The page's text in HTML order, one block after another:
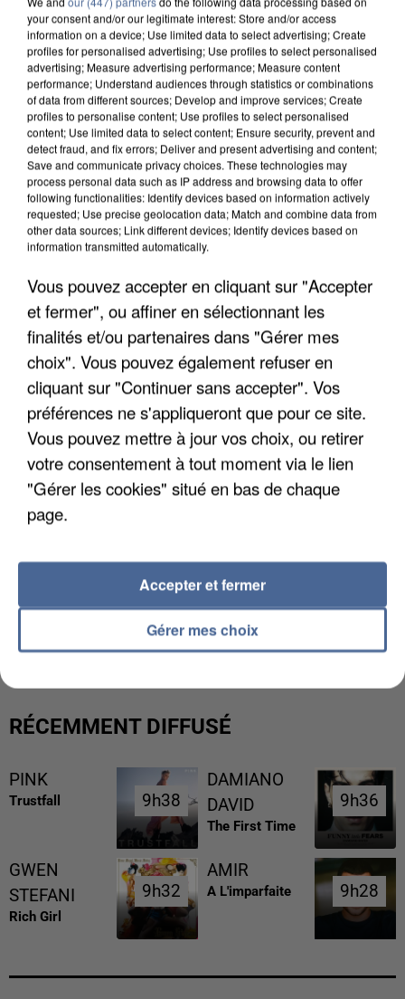
MAFIA INTERPELLÉ EN ALGÉRIE
UN SECOND CADRE DE LA DZ MAFIA
INTERPELLÉ EN ALGÉRIE
RÉCEMMENT DIFFUSÉ
PINK
Trustfall 9h38
9h38
DAMIANO
DAVID
The First Time
9h36
9h36
GWEN
STEFANI
Rich Girl
9h32
9h32
AMIR
A L'imparfaite 9h28
9h28
your consent and/or our legitimate interest: Store and/or access
information on a device; Use limited data to select advertising; Create
profiles for personalised advertising; Use profiles to select personalised
advertising; Measure advertising performance; Measure content
performance; Understand audiences through statistics or combinations
of data from different sources; Develop and improve services; Create
profiles to personalise content; Use profiles to select personalised
content; Use limited data to select content; Ensure security, prevent and
detect fraud, and fix errors; Deliver and present advertising and content;
Save and communicate privacy choices. These technologies may
process personal data such as IP address and browsing data to offer
following functionalities: Identify devices based on information actively
requested; Use precise geolocation data; Match and combine data from
other data sources; Link different devices; Identify devices based on
information transmitted automatically.
Vous pouvez accepter en cliquant sur "Accepter
et fermer", ou affiner en sélectionnant les
finalités et/ou partenaires dans "Gérer mes
choix". Vous pouvez également refuser en
cliquant sur "Continuer sans accepter". Vos
préférences ne s'appliqueront que pour ce site.
Vous pouvez mettre à jour vos choix, ou retirer
votre consentement à tout moment via le lien
"Gérer les cookies" situé en bas de chaque
page.
Gérer mes choix
Accepter et fermer